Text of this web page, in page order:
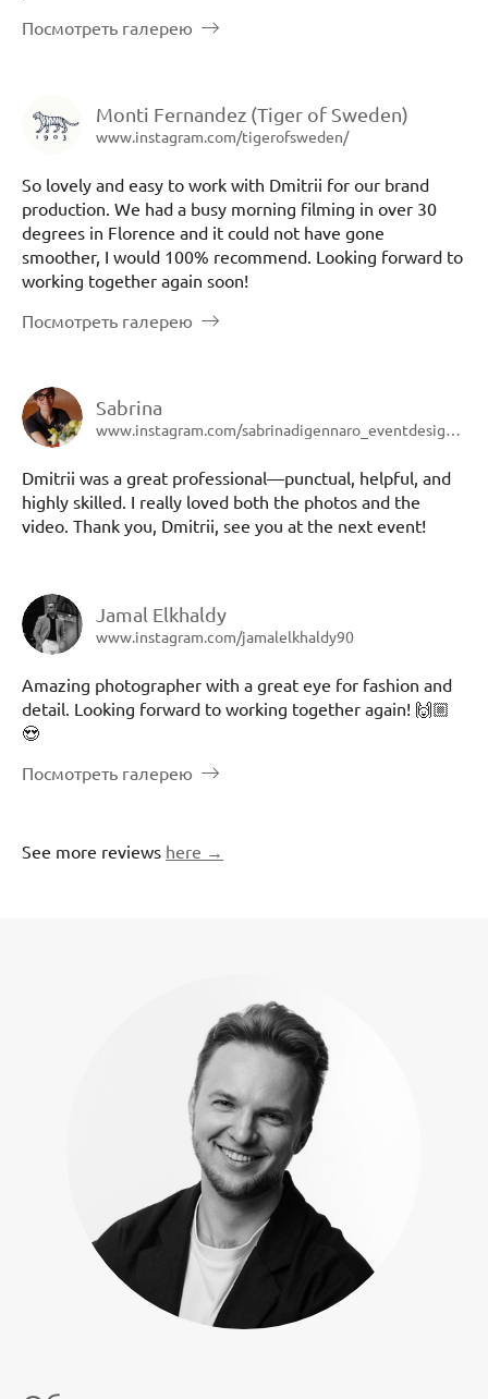
Посмотреть галерею
Monti Fernandez (Tiger of Sweden)
www.instagram.com/tigerofsweden/
So lovely and easy to work with Dmitrii for our brand
production. We had a busy morning filming in over 30
degrees in Florence and it could not have gone
smoother, I would 100% recommend. Looking forward to
working together again soon!
Посмотреть галерею
Sabrina
www.instagram.com/sabrinadigennaro_eventdesigner
Dmitrii was a great professional—punctual, helpful, and
highly skilled. I really loved both the photos and the
video. Thank you, Dmitrii, see you at the next event!
Jamal Elkhaldy
www.instagram.com/jamalelkhaldy90
Amazing photographer with a great eye for fashion and
detail. Looking forward to working together again! 🙌🏼
😍
Посмотреть галерею
See more reviews here →